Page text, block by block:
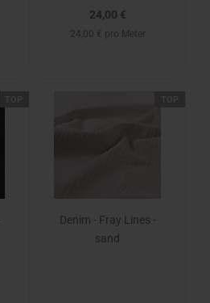
24,00 €
24,00 € pro Meter
Denim - Fray Lines -
sand